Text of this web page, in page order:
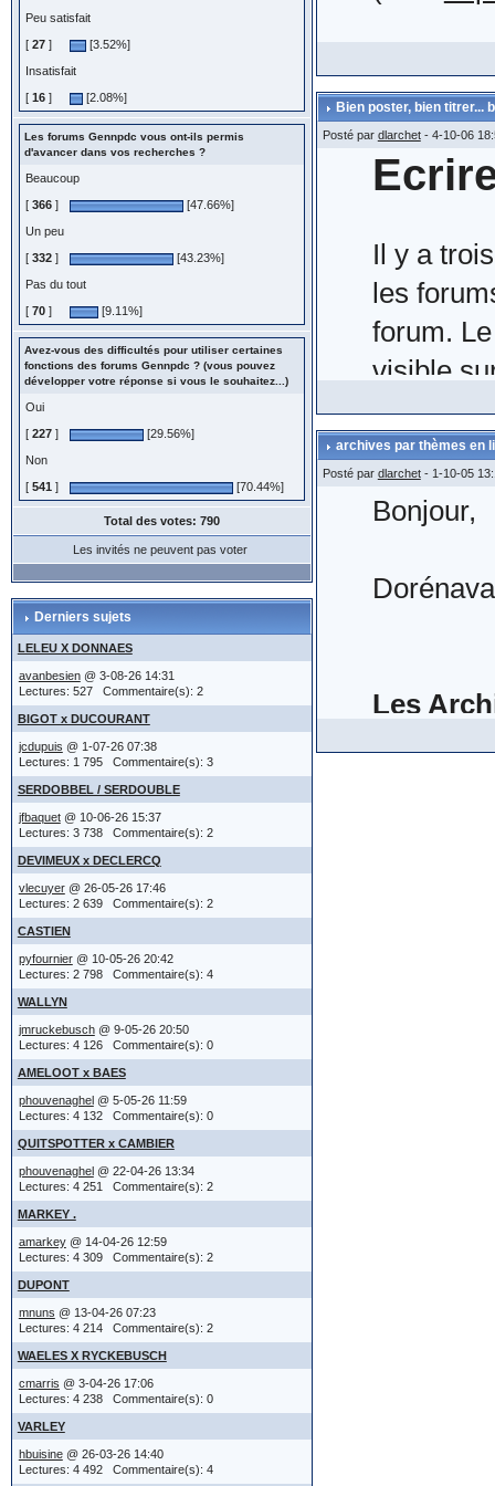
Peu satisfait
[ 27]
[3.52%]
Insatisfait
[ 16] [2.08%]
Les forums Gennpdc vous ont-ils permis
d'avancer dans vos recherches ?
Beaucoup
[ 366]
[47.66%]
Un peu
[ 332]
[43.23%]
Pas du tout
[ 70] [9.11%]
Avez-vous des difficultés pour utiliser certaines
fonctions des forums Gennpdc ? (vous pouvez
développer votre réponse si vous le souhaitez...)
Oui
[ 227]
[29.56%]
Non
[ 541 ] [70.44%]
Total des votes: 790
Les invités ne peuvent pas voter
Derniers sujets
LELEU X DONNAES
avanbesien@ 3-08-26 14:31
Lectures: 527 Commentaire(s): 2
BIGOT x DUCOURANT
jcdupuis @ 1-07-26 07:38
Lectures: 1 795 Commentaire(s): 3
SERDOBBEL / SERDOUBLE
jfbaquet@ 10-06-26 15:37
Lectures: 3 738 Commentaire(s): 2
DEVIMEUX x DECLERCQ
vlecuyer@ 26-05-26 17:46
Lectures: 2 639 Commentaire(s): 2
CASTIEN
pyfournier@ 10-05-26 20:42
Lectures: 2 798 Commentaire(s): 4
WALLYN
jmruckebusch@ 9-05-26 20:50
Lectures: 4 126 Commentaire(s): 0
AMELOOT x BAES
phouvenaghel@ 5-05-26 11:59
Lectures: 4 132 Commentaire(s): 0
QUITSPOTTER x CAMBIER
phouvenaghel@ 22-04-26 13:34
Lectures: 4 251 Commentaire(s): 2
MARKEY .
amarkey@ 14-04-26 12:59
Lectures: 4 309 Commentaire(s): 2
DUPONT
mnuns @ 13-04-26 07:23
Lectures: 4 214 Commentaire(s): 2
WAELES X RYCKEBUSCH
cmarris @ 3-04-26 17:06
Lectures: 4 238 Commentaire(s): 0
VARLEY
hbuisine@ 26-03-26 14:40
Lectures: 4 492 Commentaire(s): 4
la page
gauche)
https://
que
largeur,
Certains
ce lien
Pour
mise en
Il va
http://
Légalité
http://
http://
)
(mise a
et
1°)
plupart
bas de
Boulinguez
c'est ici ...
rubrique 0 =
connaissez
-2-
- titre du
-
- un seul
détiendrait
Inutile de
Pourquoi
de
afin que
utilisez
(IMG:
moment
(IMG:
Bien poster, bien titrer...
Posté par dlarchet- 4-10-06
Il y a
les
forum.
visible
sondage
Lancer
Lors de
sujet,
pour
archives par thèmes en
Posté par dlarchet- 1-10-05
Bonjour,
Les